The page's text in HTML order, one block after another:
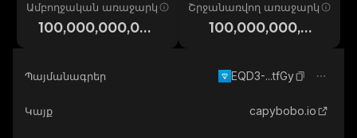
Ամբողջական առաջարկ
100,000,000,00
Շրջանառվող առաջարկ
100,000,000,00
Պայմանագրեր EQD3-...tfGy
Կայք capybobo.io